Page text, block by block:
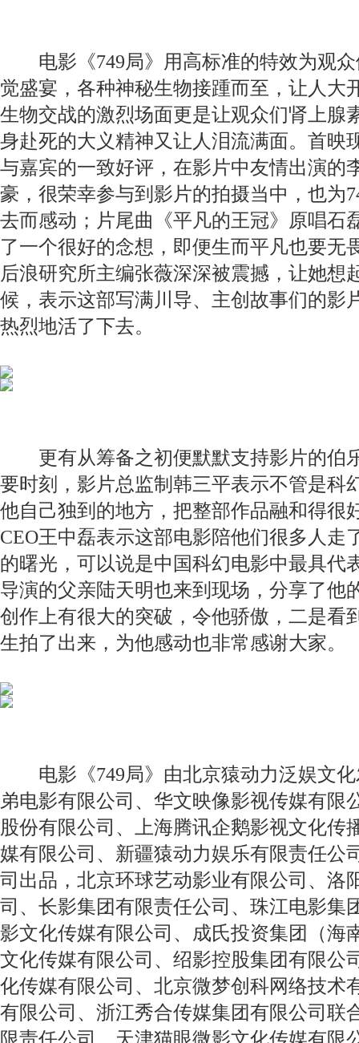
电影《749局》用高标准的特效为观众
觉盛宴，各种神秘生物接踵而至，让人大
生物交战的激烈场面更是让观众们肾上腺
身赴死的大义精神又让人泪流满面。首映
与嘉宾的一致好评，在影片中友情出演的
豪，很荣幸参与到影片的拍摄当中，也为
去而感动；片尾曲《平凡的王冠》原唱石
了一个很好的念想，即便生而平凡也要无
后浪研究所主编张薇深深被震撼，让她想
候，表示这部写满川导、主创故事们的影
热烈地活了下去。
更有从筹备之初便默默支持影片的伯
要时刻，影片总监制韩三平表示不管是科
他自己独到的地方，把整部作品融和得很
CEO王中磊表示这部电影陪他们很多人走
的曙光，可以说是中国科幻电影中最具代
导演的父亲陆天明也来到现场，分享了他
创作上有很大的突破，令他骄傲，二是看
生拍了出来，为他感动也非常感谢大家。
电影《749局》由北京猿动力泛娱文化
弟电影有限公司、华文映像影视传媒有限
股份有限公司、上海腾讯企鹅影视文化传
媒有限公司、新疆猿动力娱乐有限责任公
司出品，北京环球艺动影业有限公司、洛
司、长影集团有限责任公司、珠江电影集
影文化传媒有限公司、成氏投资集团（海
文化传媒有限公司、绍影控股集团有限公
化传媒有限公司、北京微梦创科网络技术
有限公司、浙江秀合传媒集团有限公司联
限责任公司、天津猫眼微影文化传媒有限